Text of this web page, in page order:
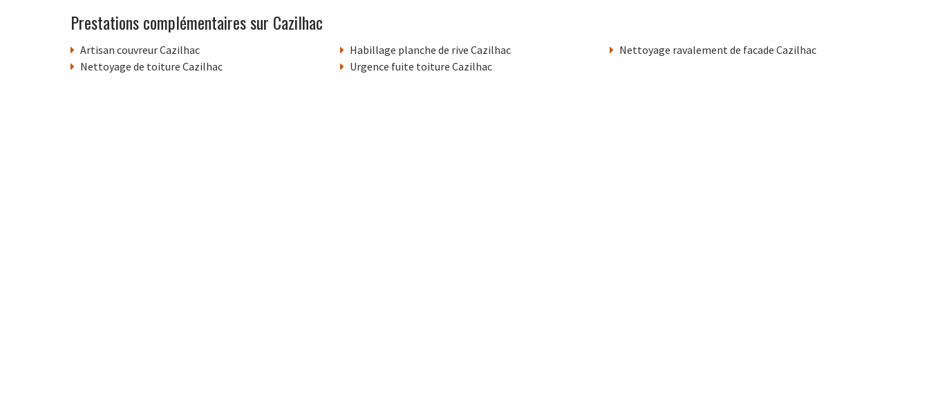
Prestations complémentaires sur Cazilhac
Artisan couvreur Cazilhac
Nettoyage de toiture Cazilhac
Habillage planche de rive Cazilhac
Urgence fuite toiture Cazilhac
Nettoyage ravalement de facade Cazilhac